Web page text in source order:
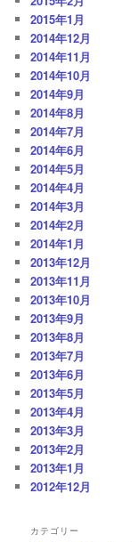
2015年1月
2014年12月
2014年11月
2014年10月
2014年9月
2014年8月
2014年7月
2014年6月
2014年5月
2014年4月
2014年3月
2014年2月
2014年1月
2013年12月
2013年11月
2013年10月
2013年9月
2013年8月
2013年7月
2013年6月
2013年5月
2013年4月
2013年3月
2013年2月
2013年1月
2012年12月
カテゴリー